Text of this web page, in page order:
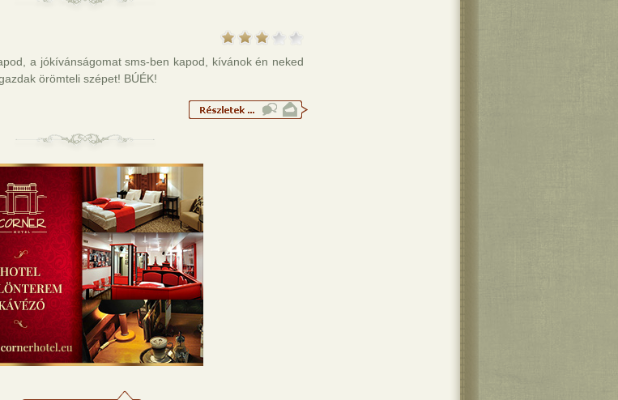
a jókívánságomat sms-ben kapod, kívánok én neked
örömteli szépet! BÚÉK!